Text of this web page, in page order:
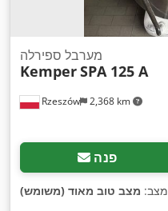
Rzeszów 2,368 km
מערבל ספירלה
KemperSPA 125 A
פנה
מצב: מצב טוב מאוד (משומש)